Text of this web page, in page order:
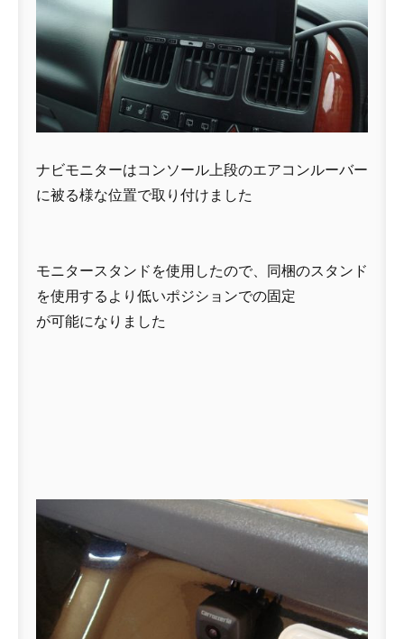
ナビモニターはコンソール上段のエアコンルーバー
に被る様な位置で取り付けました
モニタースタンドを使用したので、同梱のスタンド
を使用するより低いポジションでの固定
が可能になりました